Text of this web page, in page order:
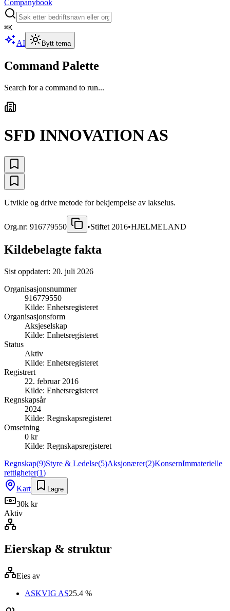
Companybook
⌘K
AI Bytt tema
Command Palette
Search for a command to run...
SFD INNOVATION AS
Utvikle og drive metode for bekjempelse av lakselus.
Org.nr: 916779550 •Stiftet 2016•HJELMELAND
Kildebelagte fakta
Sist oppdatert: 20. juli 2026
Organisasjonsnummer
916779550
Kilde: Enhetsregisteret
Organisasjonsform
Aksjeselskap
Kilde: Enhetsregisteret
Status
Aktiv
Kilde: Enhetsregisteret
Registrert
22. februar 2016
Kilde: Enhetsregisteret
Regnskapsår
2024
Kilde: Regnskapsregisteret
Omsetning
0 kr
Kilde: Regnskapsregisteret
Regnskap(9)Styre & Ledelse(5)Aksjonærer(2)KonsernImmaterielle
rettigheter(1)
Kart
Lagre
30k kr
Aktiv
Eierskap & struktur
Eies av
ASKVIG AS25.4 %